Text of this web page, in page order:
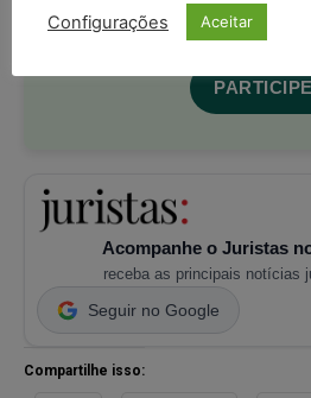
com ostermos
do Whatsapp.
Acompanhe o Juristas
receba as principais notícias
Seguir no Google
Compartilhe isso:
Configurações Aceitar